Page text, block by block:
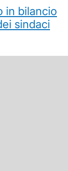
in bilancio
sindaci